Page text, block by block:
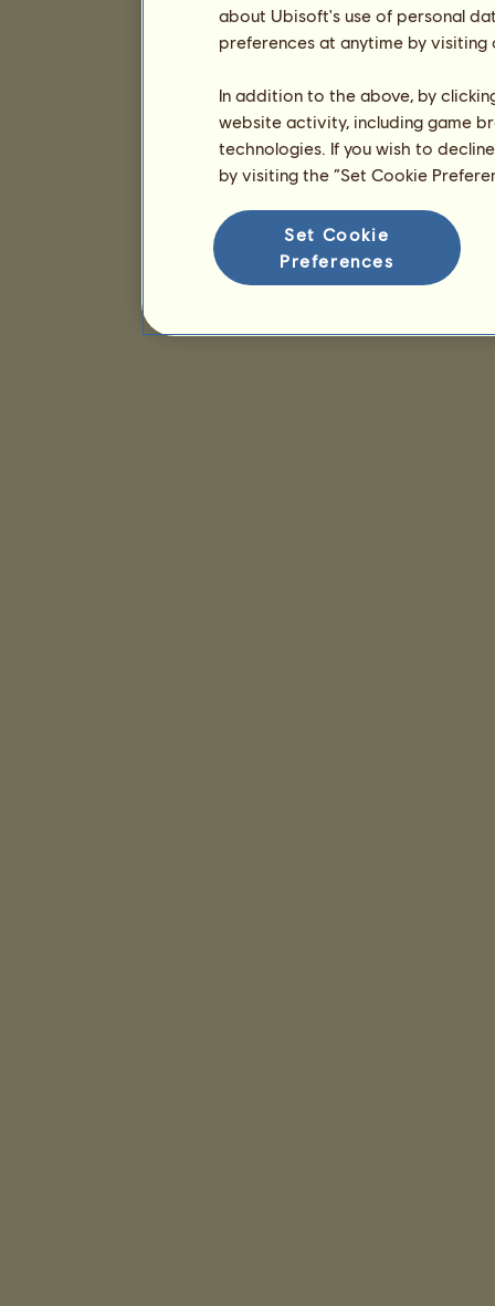
about Ubisoft's use of personal
preferences at anytime by
In addition to the above, by
website activity, including game
technologies. If you wish to
by visiting the “Set Cookie
Set Cookie
Preferences